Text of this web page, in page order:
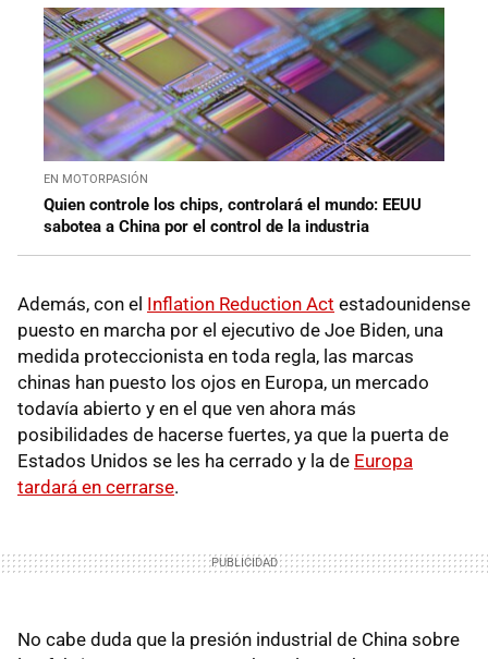
EN MOTORPASIÓN
Quien controle los chips, controlará el mundo: EEUU
sabotea a China por el control de la industria
Además, con el Inflation Reduction Act estadounidense
puesto en marcha por el ejecutivo de Joe Biden, una
medida proteccionista en toda regla, las marcas
chinas han puesto los ojos en Europa, un mercado
todavía abierto y en el que ven ahora más
posibilidades de hacerse fuertes, ya que la puerta de
Estados Unidos se les ha cerrado y la de Europa
tardará en cerrarse.
No cabe duda que la presión industrial de China sobre